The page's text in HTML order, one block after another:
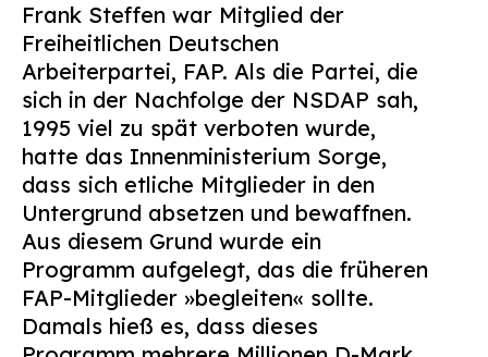
Frank Steffen war Mitglied der
Freiheitlichen Deutschen
Arbeiterpartei, FAP. Als die Partei, die
sich in der Nachfolge der NSDAP sah,
1995 viel zu spät verboten wurde,
hatte das Innenministerium Sorge,
dass sich etliche Mitglieder in den
Untergrund absetzen und bewaffnen.
Aus diesem Grund wurde ein
Programm aufgelegt, das die früheren
FAP-Mitglieder »begleiten« sollte.
Damals hieß es, dass dieses